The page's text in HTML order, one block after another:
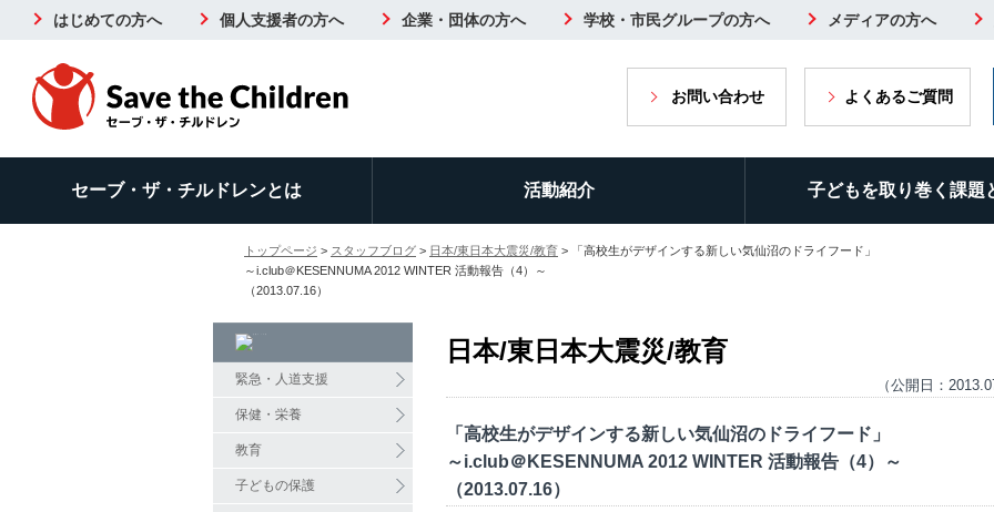
はじめての方へ 個人支援者の方へ 企業・団体の方へ 学校・市民グループの方へ メディアの方へ
お問い合わせ よくあるご質問
セーブ・ザ・チルドレンとは 活動紹介 子どもを取り巻く課題
トップページ > スタッフブログ > 日本/東日本大震災/教育 > 「高校生がデザインする新しい気仙沼のドライフード」
～i.club＠KESENNUMA 2012 WINTER 活動報告（4）～
（2013.07.16）
緊急・人道支援
保健・栄養
教育
子どもの保護
日本/東日本大震災/教育
（公開日：
「高校生がデザインする新しい気仙沼のドライフード」
～i.club＠KESENNUMA 2012 WINTER 活動報告（4）～
（2013.07.16）